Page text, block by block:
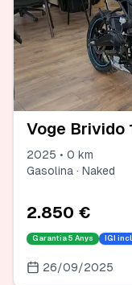
Voge Brivido
2025 • 0 km
Gasolina · Naked
2.850 €
Garantia 5 Anys IGI
26/09/2025